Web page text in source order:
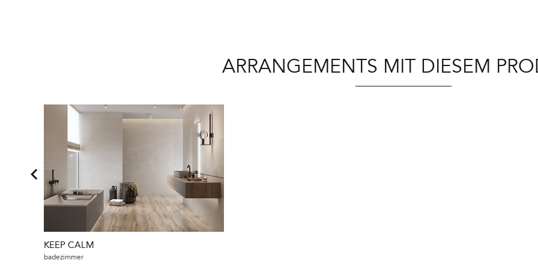
ARRANGEMENTS MIT DIESEM
KEEP CALM
badezimmer